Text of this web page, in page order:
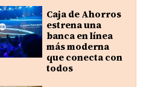
Caja de Ahorros
estrena una
banca en línea
más moderna
que conecta con
todos